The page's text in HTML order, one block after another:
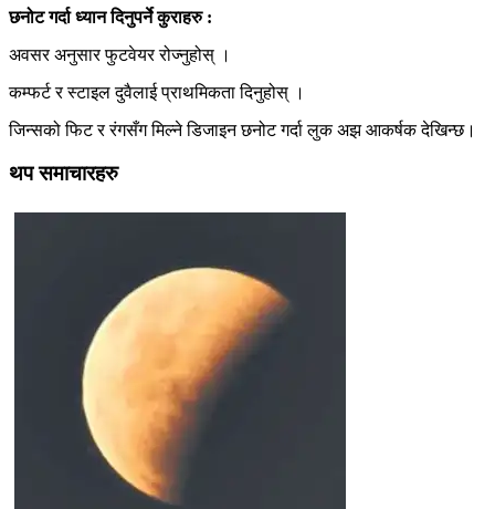
छनोट गर्दा ध्यान दिनुपर्ने कुराहरु :
अवसर अनुसार फुटवेयर रोज्नुहोस् ।
कम्फर्ट र स्टाइल दुवैलाई प्राथमिकता दिनुहोस् ।
जिन्सको फिट र रंगसँग मिल्ने डिजाइन छनोट गर्दा लुक अझ आकर्षक देखिन्छ।
थप समाचारहरु